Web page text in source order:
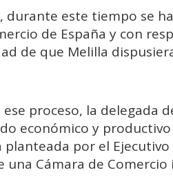
durante este tiempo se
de España y con
de que Melilla
proceso, la delegada
económico y
por el
una Cámara de